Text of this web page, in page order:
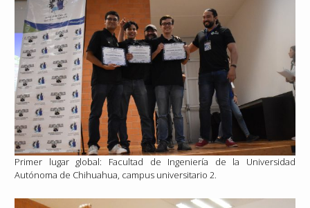
Primer lugar global: Facultad de Ingeniería de la Universidad
Autónoma de Chihuahua, campus universitario 2.